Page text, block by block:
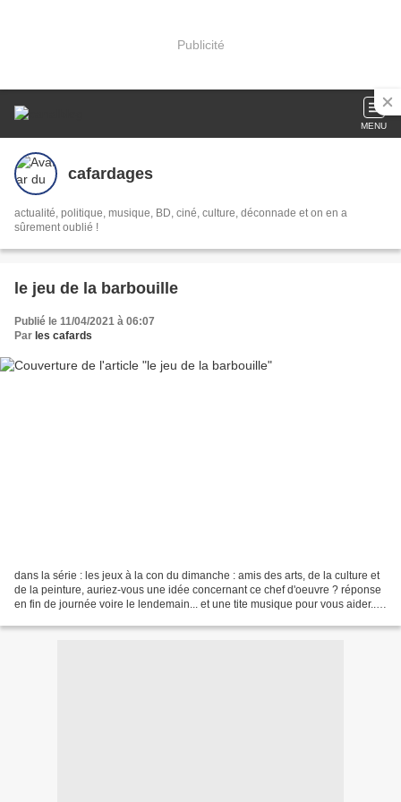
Publicité
MENU
cafardages
actualité, politique, musique, BD, ciné, culture, déconnade et on en a
sûrement oublié !
le jeu de la barbouille
Publié le 11/04/2021 à 06:07
Par les cafards
dans la série : les jeux à la con du dimanche : amis des arts, de la culture et
de la peinture, auriez-vous une idée concernant ce chef d'oeuvre ? réponse
en fin de journée voire le lendemain... et une tite musique pour vous aider...